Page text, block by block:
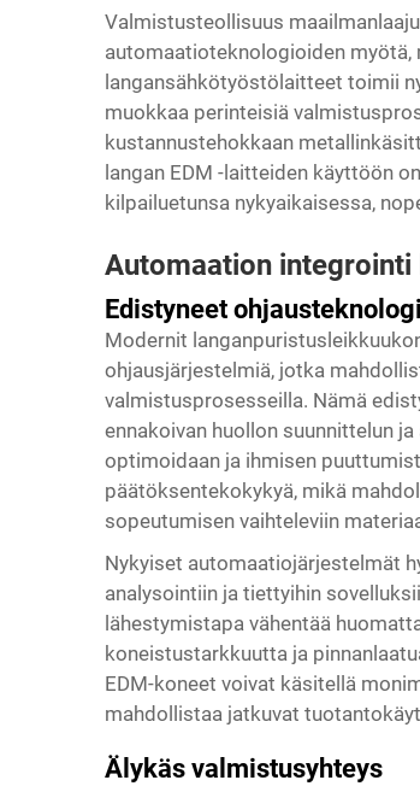
Valmistusteollisuus
automaatioteknologioiden
langansähkötyöstölaitteet toimii
muokkaa perinteisiä
kustannustehokkaan
langan EDM -laitteiden käyttöön
kilpailuetunsa nykyaikaisessa,
Automaation integrointi
Edistyneet
Modernit
ohjausjärjestelmiä, jotka
valmistusprosesseilla. Nämä
ennakoivan huollon suunnittelun
optimoidaan ja ihmisen
päätöksentekokykyä, mikä
sopeutumisen vaihteleviin
Nykyiset automaatiojärjestelmät
analysointiin ja tiettyihin
lähestymistapa vähentää
koneistustarkkuutta ja
EDM-koneet voivat käsitellä
mahdollistaa jatkuvat
Älykäs valmistusyhteys